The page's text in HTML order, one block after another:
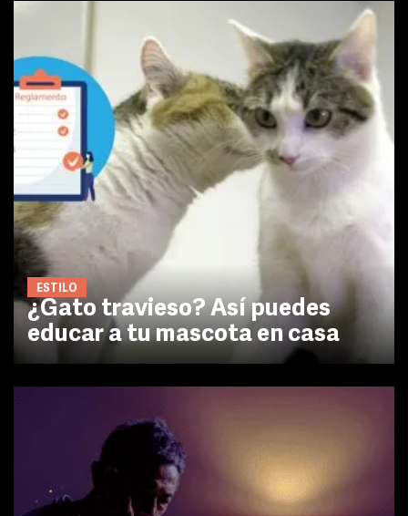
ESTILO
¿Gato travieso? Así puedes
educar a tu mascota en casa